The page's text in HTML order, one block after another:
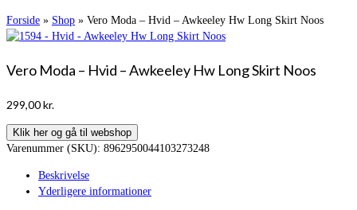
Forside » Shop » Vero Moda – Hvid – Awkeeley Hw Long Skirt Noos
Vero Moda – Hvid – Awkeeley Hw Long Skirt Noos
299,00kr.
Klik her og gå til webshop
Varenummer (SKU): 8962950044103273248
Beskrivelse
Yderligere informationer